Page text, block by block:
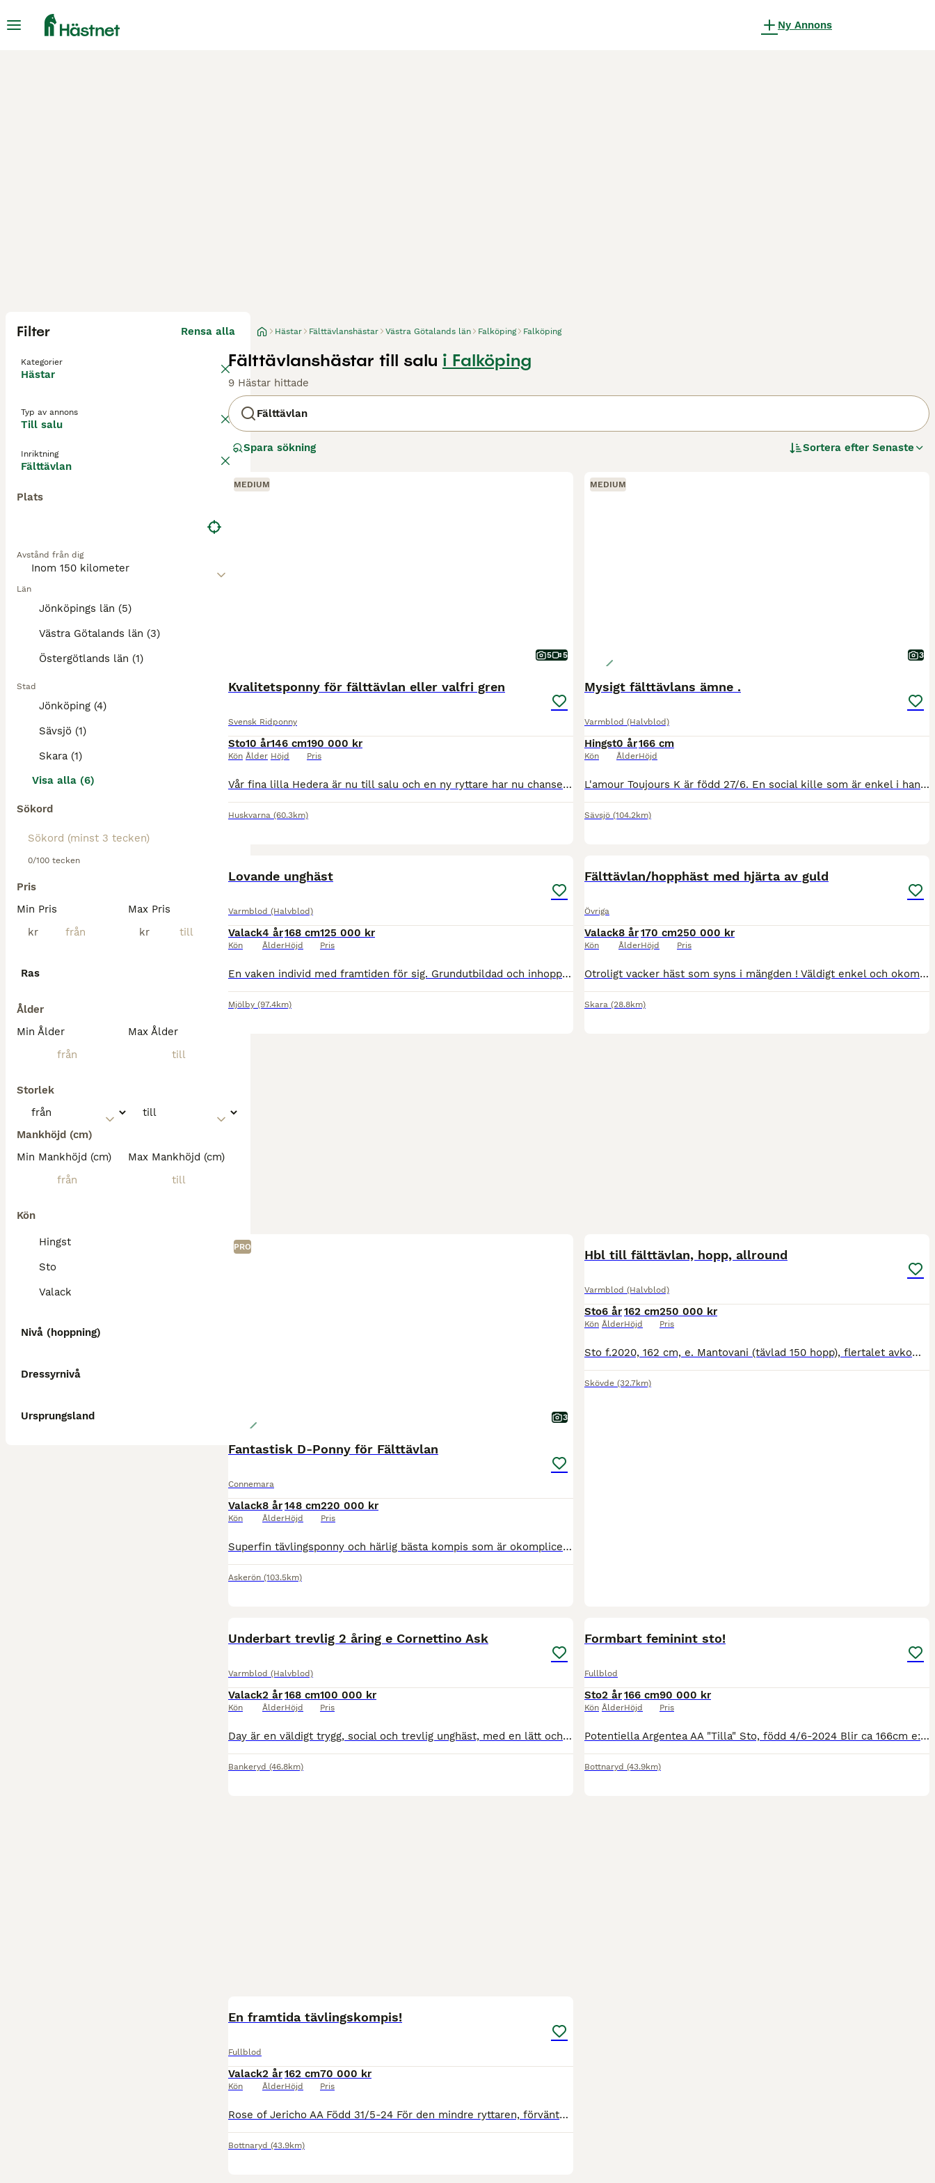
Ny Annons
Filter Rensa alla
Kategorier
Hästar
Typ av annons
Till salu
Inriktning
Fälttävlan
Plats
Avstånd från dig
Län
Jönköpings län (5)
Västra Götalands län (3)
Östergötlands län (1)
Stad
Jönköping (4)
Sävsjö (1)
Skara (1)
Visa alla (6)
Sökord
0/100 tecken
Pris
Min Pris
kr
Max Pris
kr
Ras
Ålder
Min Ålder
Max Ålder
Storlek
Mankhöjd (cm)
Min Mankhöjd (cm)
Max Mankhöjd (cm)
Kön
Hingst
Sto
Valack
Nivå (hoppning)
Dressyrnivå
Ursprungsland
Hästar Fälttävlanshästar Västra Götalands län Falköping Falköping
Fälttävlanshästar till salu i Falköping
9 Hästar hittade
Fälttävlan
Spara sökning Sortera efter Senaste
MEDIUM
5 5
Kvalitetsponny för fälttävlan eller valfri gren
Svensk Ridponny
Sto
Kön
10 år
Ålder
146 cm
Höjd
190 000 kr
Pris
Vår fina lilla Hedera är nu till salu och en ny ryttare har nu chansen att ta över en välriden tävlingssponny och bästa vän! Hon är ett feminint och vackert sto. Fin och sportig modell. Hon är en ambi
Huskvarna (60.3km)
MEDIUM
3
Mysigt fälttävlans ämne .
Varmblod (Halvblod)
Hingst
Kön
0 år
Ålder
166 cm
Höjd
L'amour Toujours K är född 27/6. En social kille som är enkel i hanteringen. En långbent, ädel kille. Hans pappa är bruksprovsvinnare, vinnare av 4-års championatet. En populär hingst som har allt man
Sävsjö (104.2km)
Lovande unghäst
Varmblod (Halvblod)
Valack
Kön
4 år
Ålder
168 cm
Höjd
125 000 kr
Pris
En vaken individ med framtiden för sig. Grundutbildad och inhoppad. Rids ut på själv. Röntgen finns.
Mjölby (97.4km)
Fälttävlan/hopphäst med hjärta av guld
Övriga
Valack
Kön
8 år
Ålder
170 cm
Höjd
250 000 kr
Pris
Otroligt vacker häst som syns i mängden ! Väldigt enkel och okomplicerad i all ridning och hantering Hoppar allt man styr på , fin att rida på marken Tre fina gångarter! Mycket fin ridbarhet Enkel
Skara (28.8km)
PRO
3
Fantastisk D-Ponny för Fälttävlan
Connemara
Valack
Kön
8 år
Ålder
148 cm
Höjd
220 000 kr
Pris
Superfin tävlingsponny och härlig bästa kompis som är okomplicerad i allt. Worry har gått fälttävlan hela förra säsongen P70 och P80 med fina resultat och legat högst rankad i sin årgång 2025. hans
Askerön (103.5km)
Hbl till fälttävlan, hopp, allround
Varmblod (Halvblod)
Sto
Kön
6 år
Ålder
162 cm
Höjd
250 000 kr
Pris
Sto f.2020, 162 cm, e. Mantovani (tävlad 150 hopp), flertalet avkommor tävlat högt i både hopp och fälttävlan, ue. Non stop r. Tävlad tom 1m, ger en mkt fin ridkänsla- dressyrtränarens favorit! Och t
Skövde (32.7km)
Underbart trevlig 2 åring e Cornettino Ask
Varmblod (Halvblod)
Valack
Kön
2 år
Ålder
168 cm
Höjd
100 000 kr
Pris
Day är en väldigt trygg, social och trevlig unghäst, med en lätt och modern sporttyp. Han är efter Cornettino Ask och undan Classified xx (vinnare på Täby Galopp). Day är enkel i hantering och rör si
Bankeryd (46.8km)
Formbart feminint sto!
Fullblod
Sto
Kön
2 år
Ålder
166 cm
Höjd
90 000 kr
Pris
Potentiella Argentea AA "Tilla" Sto, född 4/6-2024 Blir ca 166cm e: CB Fragandi in Blue AA - Fango in Blue AA - Canterbury - Business AA u: Pasjona AA - Harpun AA (Askar AA) - Plonsk AA Bra exteriör
Bottnaryd (43.9km)
En framtida tävlingskompis!
Fullblod
Valack
Kön
2 år
Ålder
162 cm
Höjd
70 000 kr
Pris
Rose of Jericho AA Född 31/5-24 För den mindre ryttaren, förväntad mankhöjd ca 162cm. e: Candide (Swb) (Kannan - Jaguar Mail - Wolfgang) u: TW Rosa Bella AA (Fango in Blue AA - Casper NPA - Enrico AA)
Bottnaryd (43.9km)